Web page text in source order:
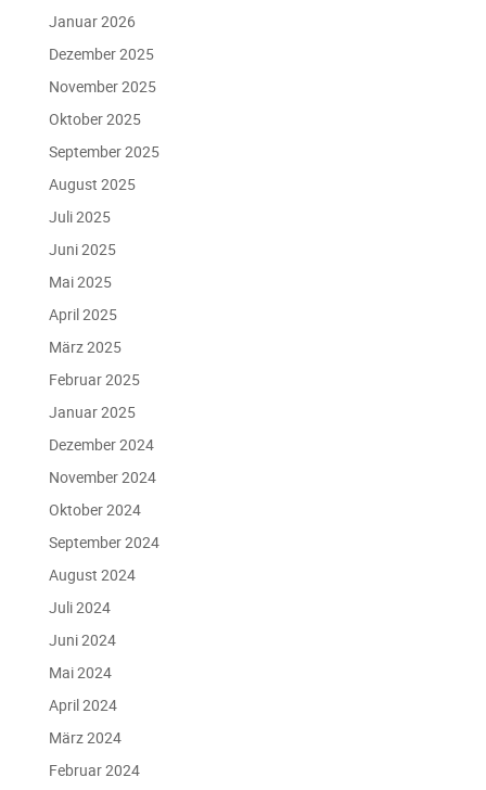
Januar 2026
Dezember 2025
November 2025
Oktober 2025
September 2025
August 2025
Juli 2025
Juni 2025
Mai 2025
April 2025
März 2025
Februar 2025
Januar 2025
Dezember 2024
November 2024
Oktober 2024
September 2024
August 2024
Juli 2024
Juni 2024
Mai 2024
April 2024
März 2024
Februar 2024